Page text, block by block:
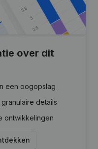
over dit
een oogopslag
details
ontwikkelingen